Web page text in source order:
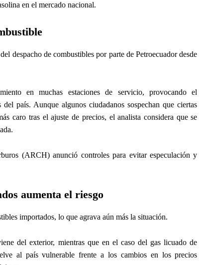
en el mercado nacional.
despacho de combustibles por parte de Petroecuador desde
en muchas estaciones de servicio, provocando el
país. Aunque algunos ciudadanos sospechan que ciertas
caro tras el ajuste de precios, el analista considera que se
(ARCH) anunció controles para evitar especulación y
aumenta el riesgo
importados, lo que agrava aún más la situación.
del exterior, mientras que en el caso del gas licuado de
al país vulnerable frente a los cambios en los precios